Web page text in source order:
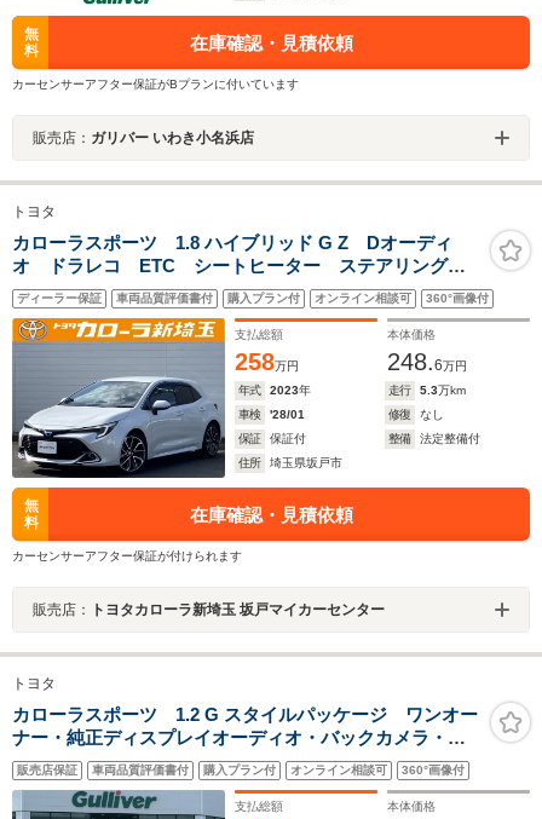
無
料
在庫確認・見積依頼
カーセンサーアフター保証がBプランに付いています
販売店： ガリバー いわき小名浜店
トヨタ
カローラスポーツ 1.8 ハイブリッド G Z Dオーディ
オ ドラレコ ETC シートヒーター ステアリングヒ
ーター
ディーラー保証 車両品質評価書付 購入プラン付 オンライン相談可 360°画像付
支払総額
258万円
本体価格
248.6万円
年式
2023年 走行 5.3万km
車検
'28/01 修復
なし
保証
保証付 整備
法定整備付
住所
埼玉県坂戸市
無
料
在庫確認・見積依頼
カーセンサーアフター保証が付けられます
販売店： トヨタカローラ新埼玉 坂戸マイカーセンター
トヨタ
カローラスポーツ 1.2 G スタイルパッケージ ワンオー
ナー・純正ディスプレイオーディオ・バックカメラ・衝
突軽減システム・追従クルコン・レーンキープアシス
ト・ドラレコ・ETC・シートヒーター・電動パーキン
グ・LEDヘッドライト・純正AW
販売店保証 車両品質評価書付 購入プラン付 オンライン相談可 360°画像付
支払総額 本体価格